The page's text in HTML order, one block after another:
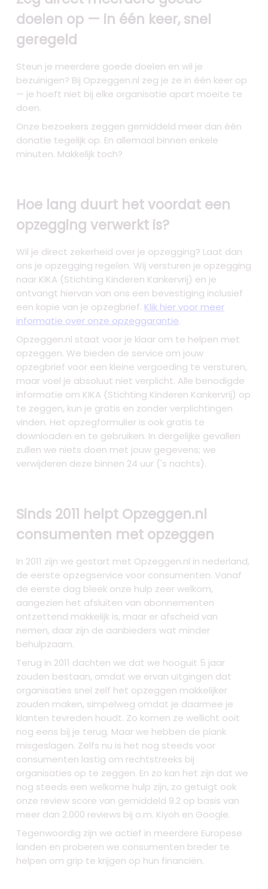
doelen op — in één keer, snel
geregeld
Steun je meerdere goede doelen en wil je
bezuinigen? Bij Opzeggen.nl zeg je ze in één keer op
— je hoeft niet bij elke organisatie apart moeite te
doen.
Onze bezoekers zeggen gemiddeld meer dan één
donatie tegelijk op. En allemaal binnen enkele
minuten. Makkelijk toch?
Hoe lang duurt het voordat een
opzegging verwerkt is?
Wil je direct zekerheid over je opzegging? Laat dan
ons je opzegging regelen. Wij versturen je opzegging
naar KIKA (Stichting Kinderen Kankervrij) en je
ontvangt hiervan van ons een bevestiging inclusief
een kopie van je opzegbrief. Klik hier voor meer
informatie over onze opzeggarantie.
Opzeggen.nl staat voor je klaar om te helpen met
opzeggen. We bieden de service om jouw
opzegbrief voor een kleine vergoeding te versturen,
maar voel je absoluut niet verplicht. Alle benodigde
informatie om KIKA (Stichting Kinderen Kankervrij) op
te zeggen, kun je gratis en zonder verplichtingen
vinden. Het opzegformulier is ook gratis te
downloaden en te gebruiken. In dergelijke gevallen
zullen we niets doen met jouw gegevens; we
verwijderen deze binnen 24 uur ('s nachts).
Sinds 2011 helpt Opzeggen.nl
consumenten met opzeggen
In 2011 zijn we gestart met Opzeggen.nl in nederland,
de eerste opzegservice voor consumenten. Vanaf
de eerste dag bleek onze hulp zeer welkom,
aangezien het afsluiten van abonnementen
ontzettend makkelijk is, maar er afscheid van
nemen, daar zijn de aanbieders wat minder
behulpzaam.
Terug in 2011 dachten we dat we hooguit 5 jaar
zouden bestaan, omdat we ervan uitgingen dat
organisaties snel zelf het opzeggen makkelijker
zouden maken, simpelweg omdat je daarmee je
klanten tevreden houdt. Zo komen ze wellicht ooit
nog eens bij je terug. Maar we hebben de plank
misgeslagen. Zelfs nu is het nog steeds voor
consumenten lastig om rechtstreeks bij
organisaties op te zeggen. En zo kan het zijn dat we
nog steeds een welkome hulp zijn, zo getuigt ook
onze review score van gemiddeld 9.2 op basis van
meer dan 2.000 reviews bij o.m. Kiyoh en Google.
Tegenwoordig zijn we actief in meerdere Europese
landen en proberen we consumenten breder te
helpen om grip te krijgen op hun financiën.